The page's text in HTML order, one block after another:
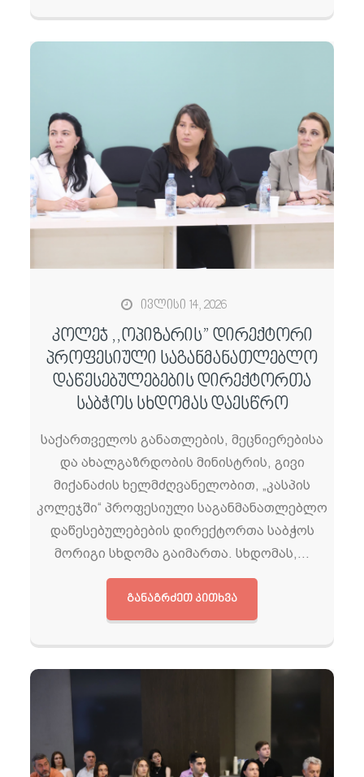
ივლისი 14, 2026
კოლეჯ ,,ოპიზარის” დირექტორი
პროფესიული საგანმანათლებლო
დაწესებულებების დირექტორთა
საბჭოს სხდომას დაესწრო
საქართველოს განათლების, მეცნიერებისა
და ახალგაზრდობის მინისტრის, გივი
მიქანაძის ხელმძღვანელობით, „კასპის
კოლეჯში“ პროფესიული საგანმანათლებლო
დაწესებულებების დირექტორთა საბჭოს
მორიგი სხდომა გაიმართა. სხდომას,…
ᲒᲐᲜᲐᲒᲠᲫᲔᲗ ᲙᲘᲗᲮᲕᲐ